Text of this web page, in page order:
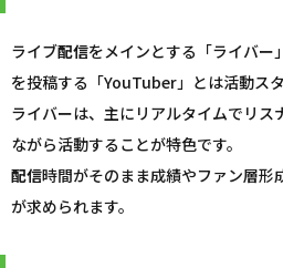
ライブ配信をメインとする「ライバー
を投稿する「YouTuber」とは活動ス
ライバーは、主にリアルタイムでリス
ながら活動することが特色です。
配信時間がそのまま成績やファン層形
が求められます。